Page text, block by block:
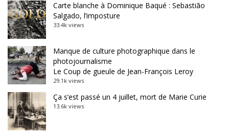
Carte blanche à Dominique Baqué : Sebastião
Salgado, l’imposture
33.4k views
Manque de culture photographique dans le
photojournalisme
Le Coup de gueule de Jean-François Leroy
29.1k views
Ça s’est passé un 4 juillet, mort de Marie Curie
13.6k views